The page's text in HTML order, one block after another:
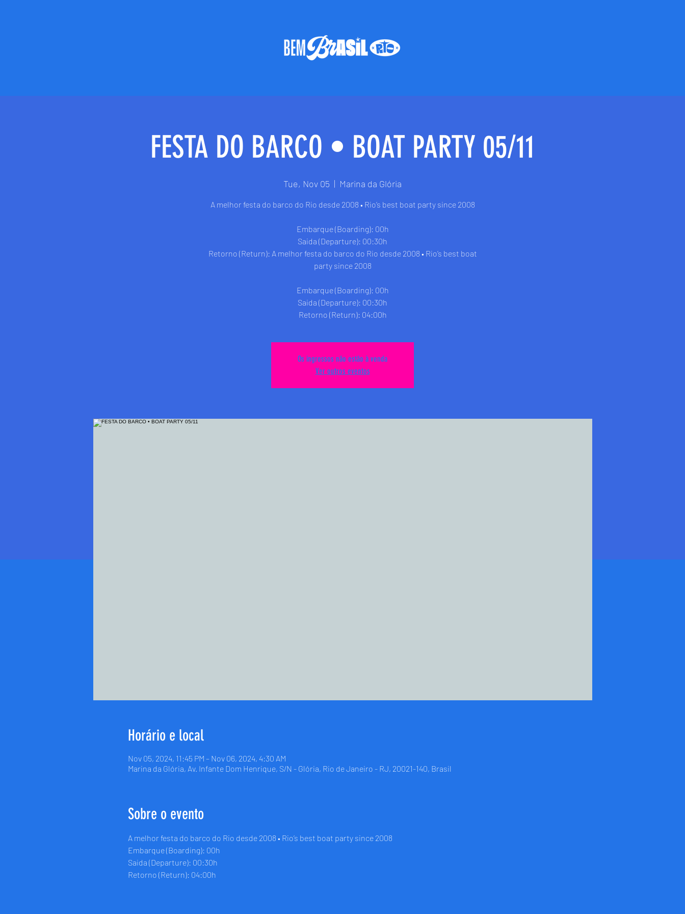
FESTA DO BARCO • BOAT PARTY 05/11
Tue, Nov 05
  |
Marina da Glória
A melhor festa do barco do Rio desde 2008 • Rio’s best boat party since 2008
Embarque (Boarding): 00h
Saida (Departure): 00:30h
Retorno (Return): A melhor festa do barco do Rio desde 2008 • Rio’s best boat
party since 2008
Embarque (Boarding): 00h
Saida (Departure): 00:30h
Retorno (Return): 04:00h
Os ingressos não estão à venda
Ver outros eventos
Horário e local
Nov 05, 2024, 11:45 PM – Nov 06, 2024, 4:30 AM
Marina da Glória, Av. Infante Dom Henrique, S/N - Glória, Rio de Janeiro - RJ, 20021-140, Brasil
Sobre o evento
A melhor festa do barco do Rio desde 2008 • Rio’s best boat party since 2008
Embarque (Boarding): 00h
Saida (Departure): 00:30h
Retorno (Return): 04:00h